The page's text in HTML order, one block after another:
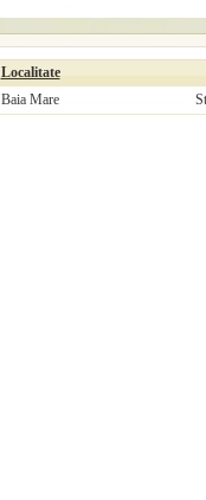
Localitate
Baia Mare